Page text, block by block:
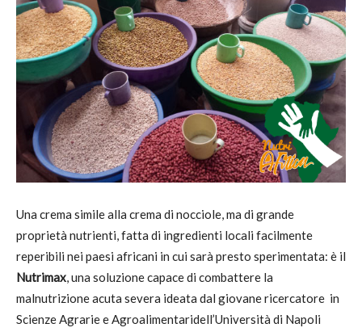
Una crema simile alla crema di nocciole, ma di grande
proprietà nutrienti, fatta di ingredienti locali facilmente
reperibili nei paesi africani in cui sarà presto sperimentata: è il
Nutrimax, una soluzione capace di combattere la
malnutrizione acuta severa ideata dal giovane ricercatore in
Scienze Agrarie e Agroalimentaridell’Università di Napoli